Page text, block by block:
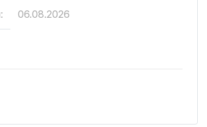
06.08.2026